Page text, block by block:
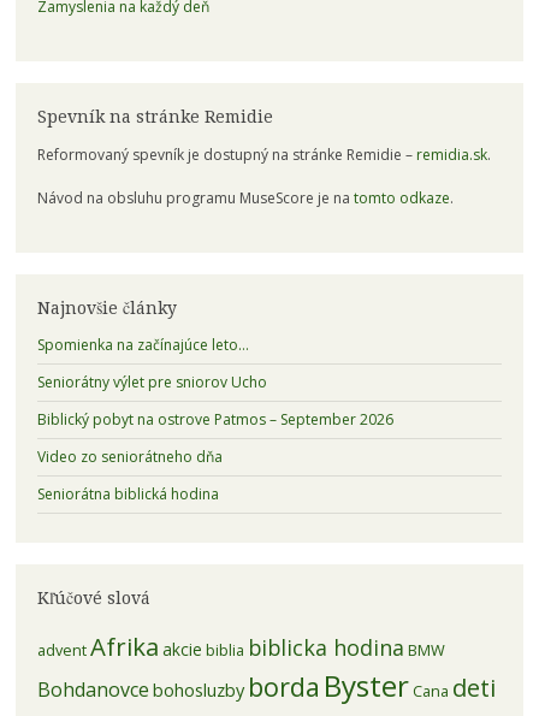
Zamyslenia na každý deň
Spevník na stránke Remidie
Reformovaný spevník je dostupný na stránke Remidie – remidia.sk.
Návod na obsluhu programu MuseScore je na tomto odkaze.
Najnovšie články
Spomienka na začínajúce leto…
Seniorátny výlet pre sniorov Ucho
Biblický pobyt na ostrove Patmos – September 2026
Video zo seniorátneho dňa
Seniorátna biblická hodina
Kľúčové slová
adventAfrika akcie biblia biblicka hodina BMW
Bohdanovce bohosluzby borda Byster Cana deti